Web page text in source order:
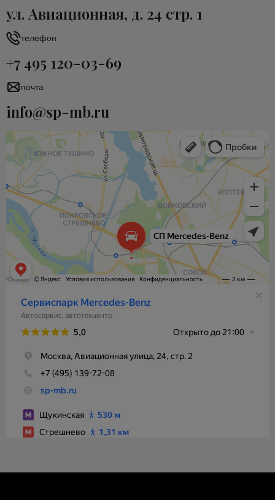
ул. Авиационная, д. 24 стр. 1
телефон
+7 495 120-03-69
почта
info@sp-mb.ru